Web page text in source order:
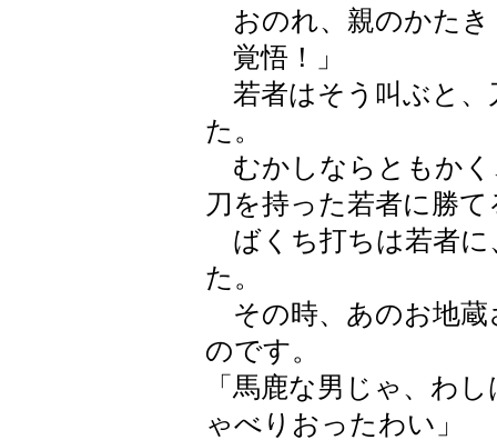
おのれ、親のかたき
覚悟！」
若者はそう叫ぶと、
た。
むかしならともかく
刀を持った若者に勝
ばくち打ちは若者に
た。
その時、あのお地蔵
のです。
「馬鹿な男じゃ、わ
ゃべりおったわい」